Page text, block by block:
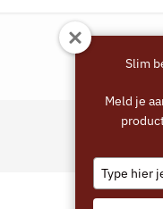
Slim
Meld je